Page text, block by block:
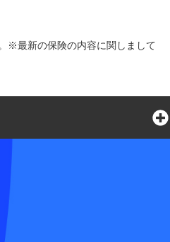
※最新の保険の内容に関しまして
口
ト損害保険株式会社